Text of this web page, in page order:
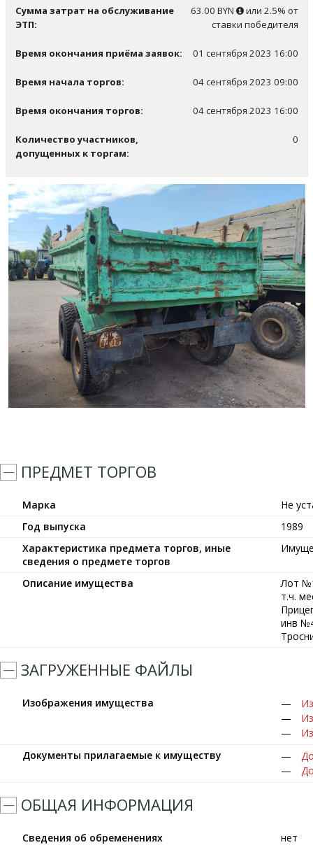
Сумма затрат на обслуживание
ЭТП:
63.00 BYN
или 2.5% от
ставки победителя
Время окончания приёма заявок: 01 сентября 2023 16:00
Время начала торгов: 04 сентября 2023 09:00
Время окончания торгов: 04 сентября 2023 16:00
Количество участников,
допущенных к торгам:
0
ПРЕДМЕТ ТОРГОВ
Марка
Не
Год выпуска
1989
Характеристика предмета торгов, иные
сведения о предмете торгов
Описание имущества
Лот
т.ч.
инв
ЗАГРУЖЕННЫЕ ФАЙЛЫ
Изображения имущества
Документы прилагаемые к имуществу
ОБЩАЯ ИНФОРМАЦИЯ
Сведения об обременениях нет